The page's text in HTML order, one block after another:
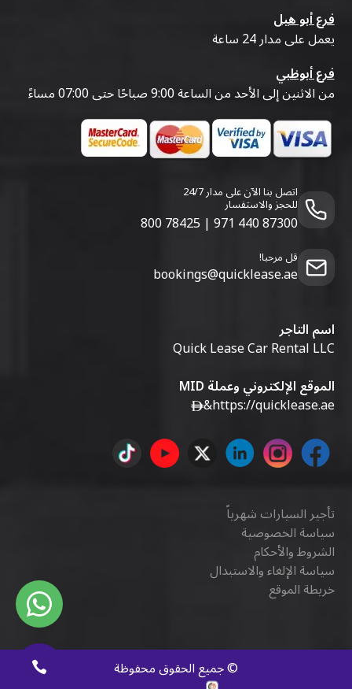
فرع أبو هيل
يعمل على مدار 24 ساعة
فرع أبوظبي
من الاثنين إلى الأحد من الساعة 9:00 صباحًا حتى 07:00 مساءً
اتصل بنا الآن على مدار 24/7
للحجز والاستفسار
800 78425 | 971 440 87300
قل مرحبا!
bookings@quicklease.ae
اسم التاجر
Quick Lease Car Rental LLC
الموقع الإلكتروني وعملة MID
https://quicklease.ae
&
تأجير السيارات شهرياً
سياسة الخصوصية
الشروط والأحكام
سياسة الإلغاء والاستبدال
خريطة الموقع
©جميع الحقوق محفوظة